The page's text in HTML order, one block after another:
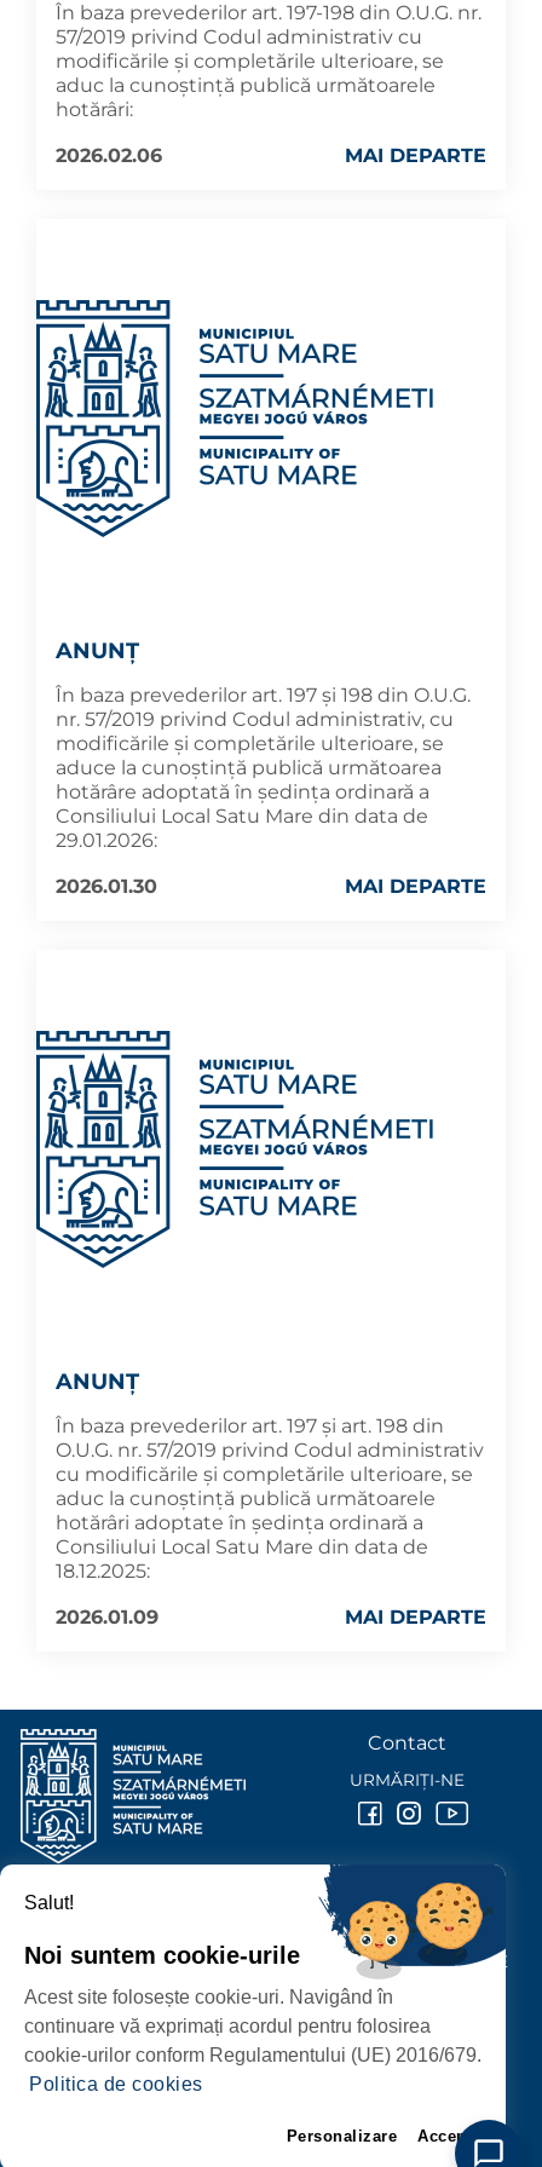
În baza prevederilor art. 197-198 din O.U.G. nr.
57/2019 privind Codul administrativ cu
modificările și completările ulterioare, se
aduc la cunoştinţă publică următoarele
hotărâri:
2026.02.06
MAI DEPARTE
ANUNȚ
În baza prevederilor art. 197 și 198 din O.U.G.
nr. 57/2019 privind Codul administrativ, cu
modificările și completările ulterioare, se
aduce la cunoștință publică următoarea
hotărâre adoptată în ședința ordinară a
Consiliului Local Satu Mare din data de
29.01.2026:
2026.01.30
MAI DEPARTE
ANUNȚ
În baza prevederilor art. 197 și art. 198 din
O.U.G. nr. 57/2019 privind Codul administrativ
cu modificările și completările ulterioare, se
aduc la cunoştinţă publică următoarele
hotărâri adoptate în şedința ordinară a
Consiliului Local Satu Mare din data de
18.12.2025:
2026.01.09
MAI DEPARTE
PROTECȚIA DATELOR PERSONALE
PRIMĂRIA MUNICIPIULUI
P-ȚA 25 OCTOMBRIE, NR. 1 CORP M, 440026 SATU MARE
Contact
URMĂRIȚI-NE
Salut!
Noi suntem cookie-urile
Acest site folosește cookie-uri. Navigând în
continuare vă exprimați acordul pentru folosirea
cookie-urilor conform Regulamentului (UE) 2016/679.
Politica de cookies
Personalizare Accept